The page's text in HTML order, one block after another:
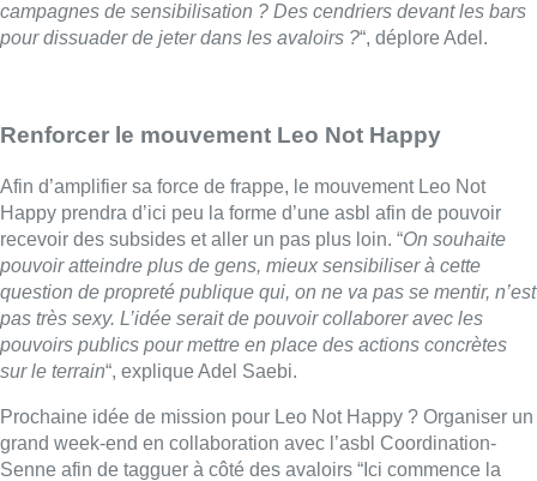
campagnes de sensibilisation ? Des cendriers devant les bars
pour dissuader de jeter dans les avaloirs ?“, déplore Adel.
Renforcer le mouvement Leo Not Happy
Afin d’amplifier sa force de frappe, le mouvement Leo Not
Happy prendra d’ici peu la forme d’une asbl afin de pouvoir
recevoir des subsides et aller un pas plus loin. “On souhaite
pouvoir atteindre plus de gens, mieux sensibiliser à cette
question de propreté publique qui, on ne va pas se mentir, n’est
pas très sexy. L’idée serait de pouvoir collaborer avec les
pouvoirs publics pour mettre en place des actions concrètes
sur le terrain“, explique Adel Saebi.
Prochaine idée de mission pour Leo Not Happy ? Organiser un
grand week-end en collaboration avec l’asbl Coordination-
Senne afin de tagguer à côté des avaloirs “Ici commence la